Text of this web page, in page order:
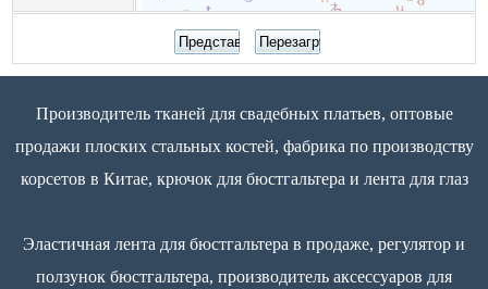
Производитель тканей для свадебных платьев, оптовые
продажи плоских стальных костей, фабрика по производству
корсетов в Китае, крючок для бюстгальтера и лента для глаз
Эластичная лента для бюстгальтера в продаже, регулятор и
ползунок бюстгальтера, производитель аксессуаров для